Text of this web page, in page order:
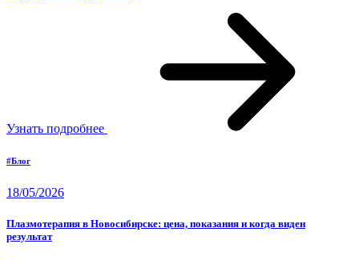
Узнать подробнее
#Блог
18/05/2026
Плазмотерапия в Новосибирске: цена, показания и когда виден
результат